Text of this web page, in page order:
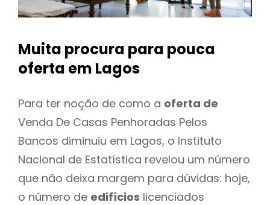
Muita procura para pouca
oferta em Lagos
Para ter noção de como a oferta de
Venda De Casas Penhoradas Pelos
Bancos diminuiu em Lagos, o Instituto
Nacional de Estatística revelou um número
que não deixa margem para dúvidas: hoje,
o número de edifícios licenciados